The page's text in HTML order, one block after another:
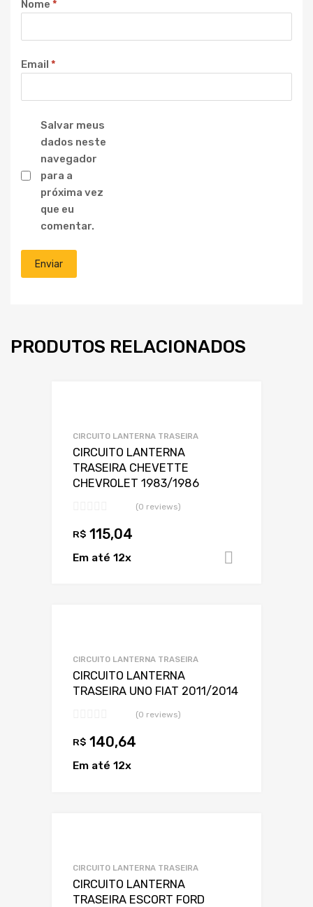
Nome *
Email *
Salvar meus
dados neste
navegador
para a
próxima vez
que eu
comentar.
PRODUTOS RELACIONADOS
CIRCUITO LANTERNA TRASEIRA
CIRCUITO LANTERNA
TRASEIRA CHEVETTE
CHEVROLET 1983/1986
(0 reviews)
R$ 115,04
Em até 12x
CIRCUITO LANTERNA TRASEIRA
CIRCUITO LANTERNA
TRASEIRA UNO FIAT 2011/2014
(0 reviews)
R$ 140,64
Em até 12x
CIRCUITO LANTERNA TRASEIRA
CIRCUITO LANTERNA
TRASEIRA ESCORT FORD